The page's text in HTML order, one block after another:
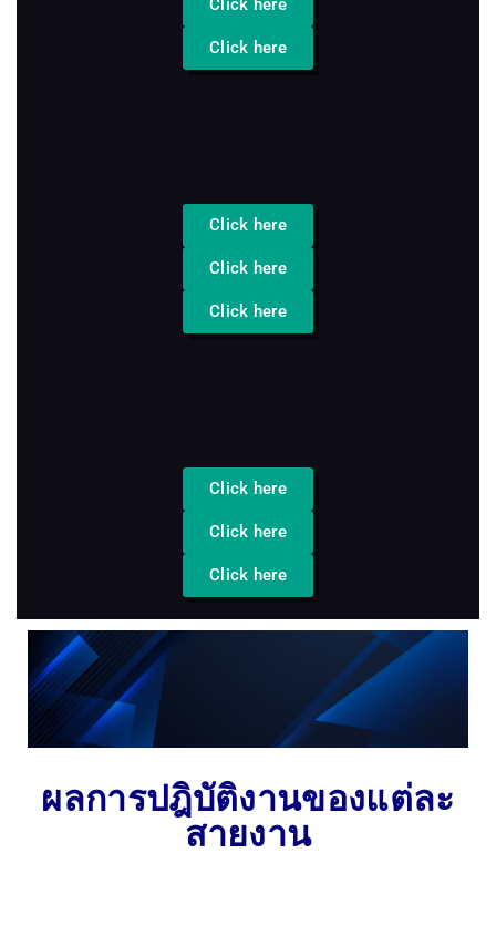
Click here
Click here
Click here
Click here
Click here
Click here
Click here
ผลการปฎิบัติงานของแต่ละ
สายงาน